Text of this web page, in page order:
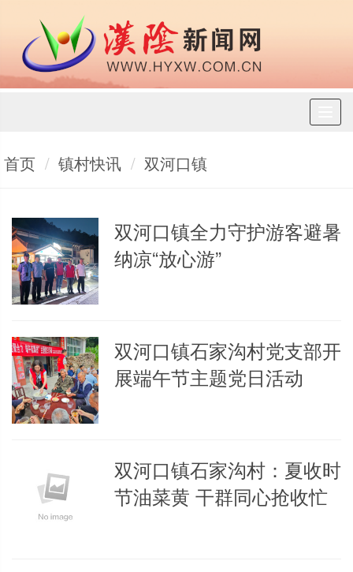
首页 镇村快讯 双河口镇
双河口镇全力守护游客避暑
纳凉“放心游”
双河口镇石家沟村党支部开
展端午节主题党日活动
双河口镇石家沟村：夏收时
节油菜黄 干群同心抢收忙